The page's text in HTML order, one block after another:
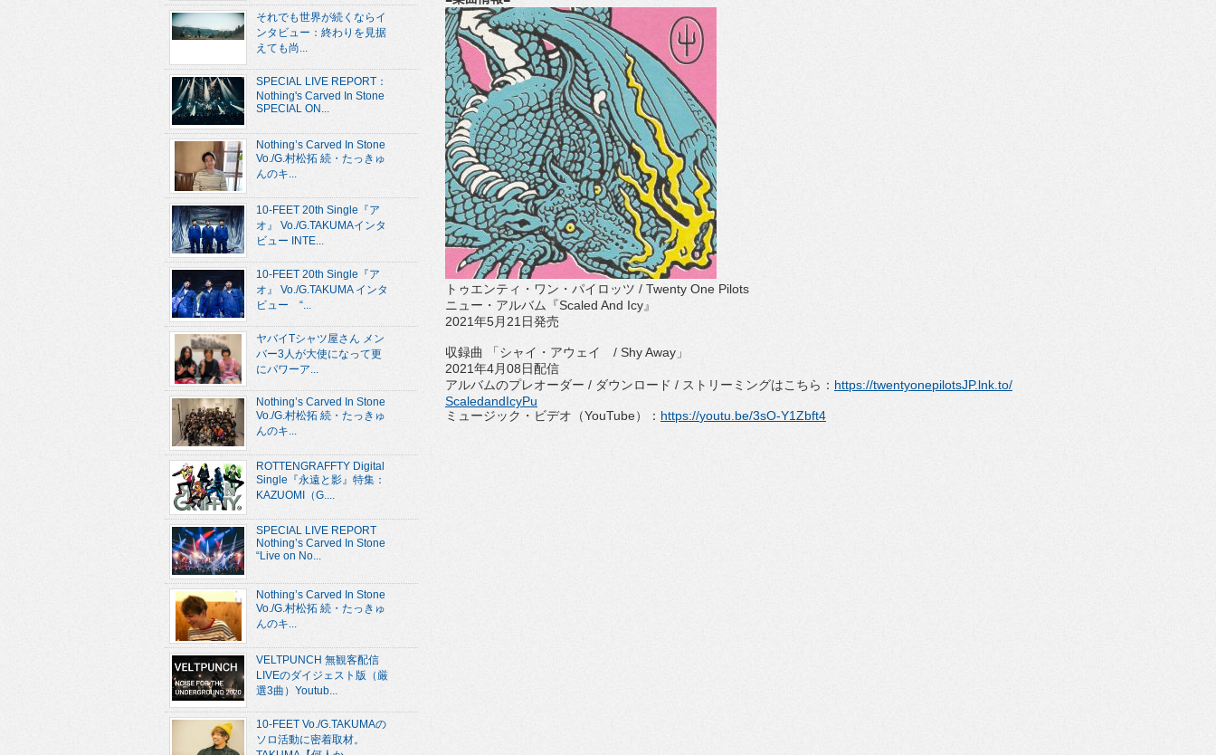
トゥエンティ・ワン・パイロッツ / Twenty One Pilots
ニュー・アルバム『Scaled And Icy』
2021年5月 21 日発売
収録曲 「シャイ・アウェイ / Shy Away 」
2021年4月08日配信
アルバムのプレオーダー / ダウンロード / ストリーミングはこちら： https://twentyonepilotsJP.lnk.to/
ScaledandIcyPu
ミュージック・ビデオ（YouTube）： https://youtu.be/3sO-Y1Zbft4
それでも世界が続くならイ
ンタビュー：終わりを見据
えても尚...
SPECIAL LIVE REPORT：
Nothing's Carved In Stone
SPECIAL ON...
Nothing’s Carved In Stone
Vo./G.村松拓 続・たっきゅ
んのキ...
10-FEET 20th Single『ア
オ』 Vo./G.TAKUMAインタ
ビュー INTE...
10-FEET 20th Single『ア
オ』 Vo./G.TAKUMA インタ
ビュー “...
ヤバイTシャツ屋さん メン
バー3人が大使になって更
にパワーア...
Nothing’s Carved In Stone
Vo./G.村松拓 続・たっきゅ
んのキ...
ROTTENGRAFFTY Digital
Single『永遠と影』特集：
KAZUOMI（G....
SPECIAL LIVE REPORT
Nothing’s Carved In Stone
“Live on No...
Nothing’s Carved In Stone
Vo./G.村松拓 続・たっきゅ
んのキ...
VELTPUNCH 無観客配信
LIVEのダイジェスト版（厳
選3曲）Youtub...
10-FEET Vo./G.TAKUMAの
ソロ活動に密着取材。